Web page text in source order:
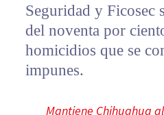
Seguridad y Ficosec
del noventa por
homicidios que se
impunes.
Mantiene Chihuahua